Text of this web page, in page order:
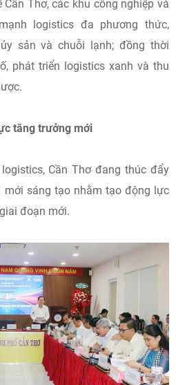
- thủy sản, không gian kinh tế
cảng biển nước sâu Trần Đề.
để thành phố từng bước trở
trung tâm điều phối chuỗi cung
gắn với cảng Cái Cui, Thốt Nốt,
Thơ, các khu công nghiệp và
logistics đa phương thức,
phát triển logistics xanh và thu
tăng trưởng mới
Cần Thơ đang thúc đẩy
mới sáng tạo nhằm tạo động lực